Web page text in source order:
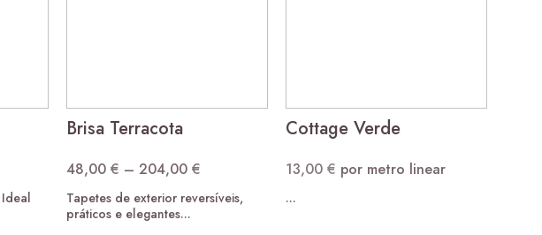
48,00 € through 204,00 €
€
Brisa Terracota
48,00 € – 204,00 €
range:
Tapetes de exterior reversíveis,
práticos e elegantes...
Cottage Verde
13,00 € por metro linear
...